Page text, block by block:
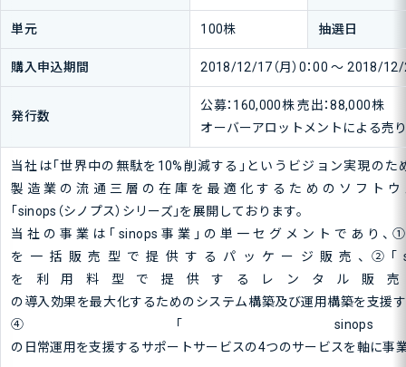
単元 100株 抽選日
購入申込期間 2018/12/17（月）0：00 ～ 2018/12/
発行数
公募：160,000株 売出：88,000株
オーバーアロットメントによる売
当社は「世界中の無駄を10%削減する」というビジョン実現のた
製造業の流通三層の在庫を最適化するためのソフト
「sinops（シノプス）シリーズ」を展開しております。
当社の事業は「sinops事業」の単一セグメントであり、①
を一括販売型で提供するパッケージ販売、②「
を利用料型で提供するレンタル販売
の導入効果を最大化するためのシステム構築及び運用構築を支援
④「
の日常運用を支援するサポートサービスの4つのサービスを軸に事